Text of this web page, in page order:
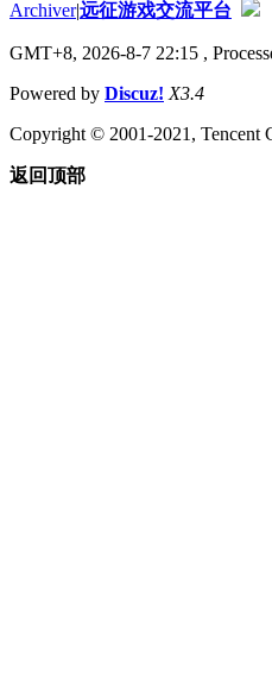
Archiver|远征游戏交流平台
GMT+8, 2026-8-7 22:15 ,
Powered by Discuz! X3.4
Copyright © 2001-2021, Tencent
返回顶部